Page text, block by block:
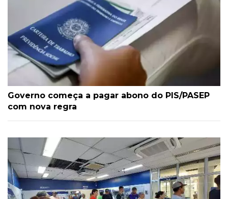
Governo começa a pagar abono do PIS/PASEP
com nova regra